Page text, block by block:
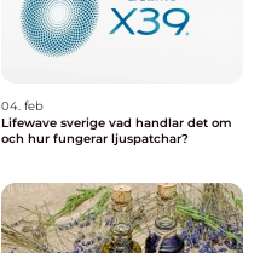
04. feb
Lifewave sverige vad handlar det om
och hur fungerar ljuspatchar?